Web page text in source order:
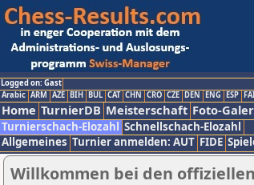
Logged on: Gast
Arabic ARM AZE BIH BUL CAT CHN CRO CZE DEN ENG ESP
Home TurnierDB Meisterschaft Foto-
Turnierschach-Elozahl Schnellschach-Elozahl
Allgemeines Turnier anmelden: AUT FIDE
Willkommen bei den